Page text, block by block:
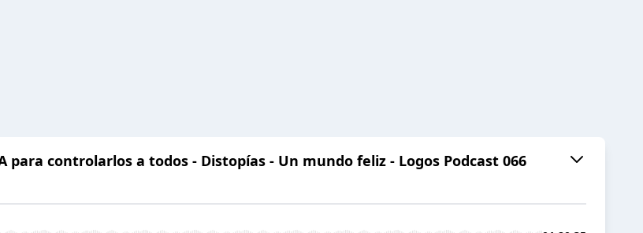
para controlarlos a todos - Distopías - Un mundo feliz - Logos Podcast 066